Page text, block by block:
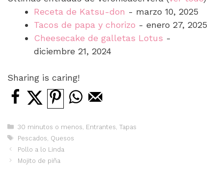
Receta de Katsu-don - marzo 10, 2025
Tacos de papa y chorizo - enero 27, 2025
Cheesecake de galletas Lotus -
diciembre 21, 2024
Sharing is caring!
Categorías
30 minutos o menos Entrantes Tapas
Etiquetas
Pescados Quesos
Pollo a lo Linda
Mojito de piña